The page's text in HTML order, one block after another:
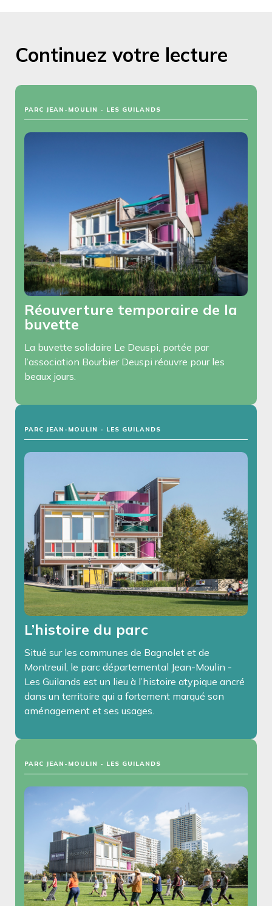
Continuez votre lecture
PARC JEAN-MOULIN - LES GUILANDS
Réouverture temporaire de la
buvette
La buvette solidaire Le Deuspi, portée par
l’association Bourbier Deuspi réouvre pour les
beaux jours.
PARC JEAN-MOULIN - LES GUILANDS
L’histoire du parc
Situé sur les communes de Bagnolet et de
Montreuil, le parc départemental Jean-Moulin -
Les Guilands est un lieu à l’histoire atypique ancré
dans un territoire qui a fortement marqué son
aménagement et ses usages.
PARC JEAN-MOULIN - LES GUILANDS